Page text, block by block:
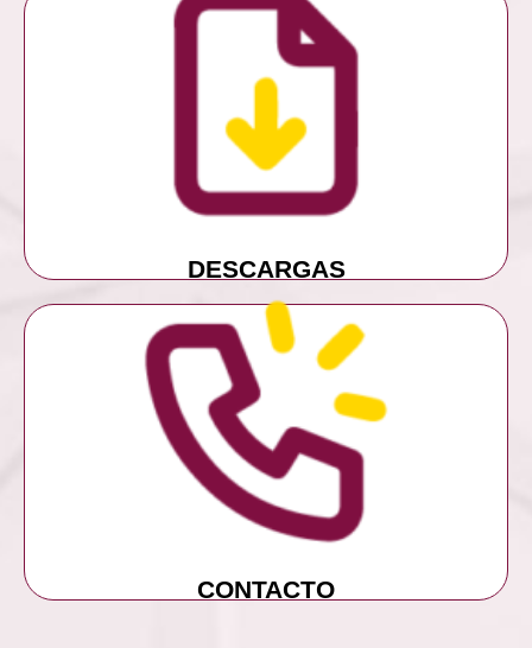
DESCARGAS
DESCARGAS
CONTACTO
CONTACTO
MÁS INFORMACIÓN